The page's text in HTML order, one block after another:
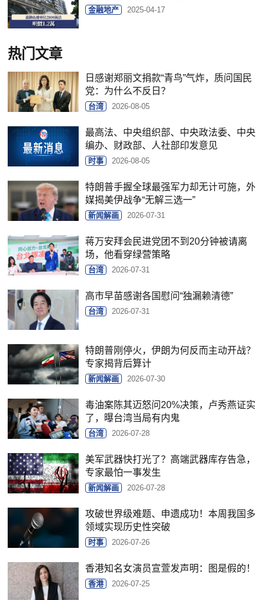
金融地产 2025-04-17
热门文章
日感谢郑丽文捐款“青鸟”气炸，质问国民
党：为什么不反日？
台湾 2026-08-05
最高法、中央组织部、中央政法委、中央
编办、财政部、人社部印发意见
时事 2026-08-05
特朗普手握全球最强军力却无计可施，外
媒揭美伊战争“无解三选一”
新闻解画 2026-07-31
蒋万安拜会民进党团不到20分钟被请离
场，他看穿绿营策略
台湾 2026-07-31
高市早苗感谢各国慰问“独漏赖清德”
台湾 2026-07-31
特朗普刚停火，伊朗为何反而主动开战？
专家揭背后算计
新闻解画 2026-07-30
毒油案陈其迈怒问20%决策，卢秀燕证实
了，曝台湾当局有内鬼
台湾 2026-07-28
美军武器快打光了？高端武器库存告急，
专家最怕一事发生
新闻解画 2026-07-28
攻破世界级难题、申遗成功！本周我国多
领域实现历史性突破
时事 2026-07-26
香港知名女演员宣萱发声明：图是假的！
香港 2026-07-25